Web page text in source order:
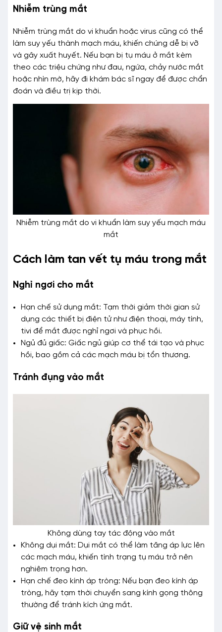
Nhiễm trùng mắt
Nhiễm trùng mắt do vi khuẩn hoặc virus cũng có thể
làm suy yếu thành mạch máu, khiến chúng dễ bị vỡ
và gây xuất huyết. Nếu bạn bị tụ máu ở mắt kèm
theo các triệu chứng như đau, ngứa, chảy nước mắt
hoặc nhìn mờ, hãy đi khám bác sĩ ngay để được chẩn
đoán và điều trị kịp thời.
Nhiễm trùng mắt do vi khuẩn làm suy yếu mạch máu
mắt
Cách làm tan vết tụ máu trong mắt
Nghỉ ngơi cho mắt
Hạn chế sử dụng mắt: Tạm thời giảm thời gian sử
dụng các thiết bị điện tử như điện thoại, máy tính,
tivi để mắt được nghỉ ngơi và phục hồi.
Ngủ đủ giấc: Giấc ngủ giúp cơ thể tái tạo và phục
hồi, bao gồm cả các mạch máu bị tổn thương.
Tránh đụng vào mắt
Không dùng tay tác động vào mắt
Không dụi mắt: Dụi mắt có thể làm tăng áp lực lên
các mạch máu, khiến tình trạng tụ máu trở nên
nghiêm trọng hơn.
Hạn chế đeo kính áp tròng: Nếu bạn đeo kính áp
tròng, hãy tạm thời chuyển sang kính gọng thông
thường để tránh kích ứng mắt.
Giữ vệ sinh mắt